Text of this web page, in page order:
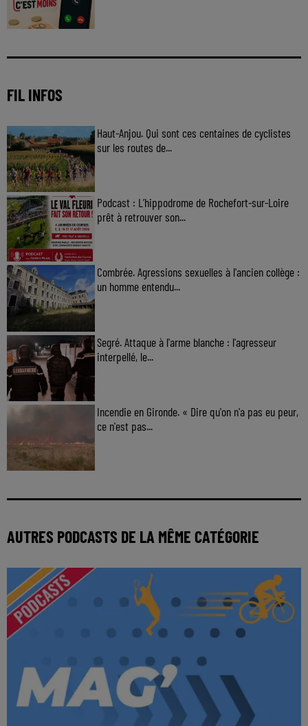
FIL INFOS
Haut-Anjou. Qui sont ces centaines de cyclistes
sur les routes de...
Podcast : L’hippodrome de Rochefort-sur-Loire
prêt à retrouver son...
Combrée. Agressions sexuelles à l'ancien collège :
un homme entendu...
Segré. Attaque à l'arme blanche : l'agresseur
interpellé, le...
Incendie en Gironde. « Dire qu'on n'a pas eu peur,
ce n'est pas...
AUTRES PODCASTS DE LA MÊME CATÉGORIE